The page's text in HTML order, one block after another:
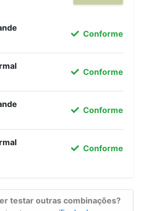
Conforme
Conforme
Conforme
Conforme
testar outras combinações?